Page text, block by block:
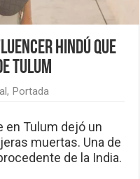
hindú que
Tulum
, Portada
en Tulum dejó un
muertas. Una de
de la India.